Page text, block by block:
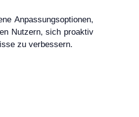
Anpassungsoptionen,
Nutzern, sich proaktiv
zu verbessern.